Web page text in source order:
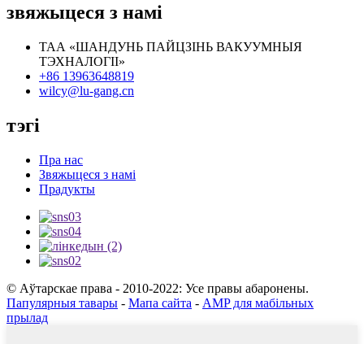
звяжыцеся з намі
ТАА «ШАНДУНЬ ПАЙЦЗІНЬ ВАКУУМНЫЯ
ТЭХНАЛОГІІ»
+86 13963648819
wilcy@lu-gang.cn
тэгі
Пра нас
Звяжыцеся з намі
Прадукты
© Аўтарскае права - 2010-2022: Усе правы абаронены.
Папулярныя тавары - Мапа сайта - AMP для мабільных
прылад